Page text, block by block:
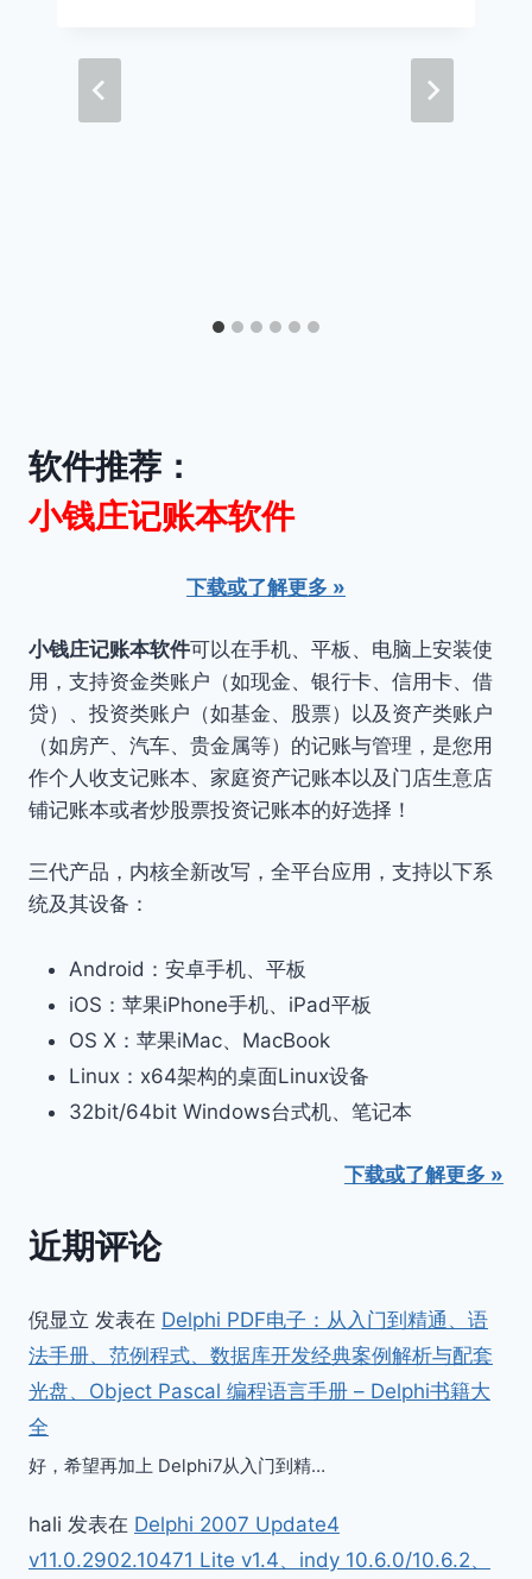
软件推荐：
小钱庄记账本软件
下载或了解更多 »
小钱庄记账本软件可以在手机、平板、电脑上安装使
用，支持资金类账户（如现金、银行卡、信用卡、借
贷）、投资类账户（如基金、股票）以及资产类账户
（如房产、汽车、贵金属等）的记账与管理，是您用
作个人收支记账本、家庭资产记账本以及门店生意店
铺记账本或者炒股票投资记账本的好选择！
三代产品，内核全新改写，全平台应用，支持以下系
统及其设备：
Android：安卓手机、平板
iOS：苹果iPhone手机、iPad平板
OS X：苹果iMac、MacBook
Linux：x64架构的桌面Linux设备
32bit/64bit Windows台式机、笔记本
下载或了解更多 »
近期评论
倪显立 发表在 Delphi PDF电子：从入门到精通、语
法手册、范例程式、数据库开发经典案例解析与配套
光盘、Object Pascal 编程语言手册 – Delphi书籍大
全
好，希望再加上 Delphi7从入门到精…
hali 发表在 Delphi 2007 Update4
v11.0.2902.10471 Lite v1.4、indy 10.6.0/10.6.2、